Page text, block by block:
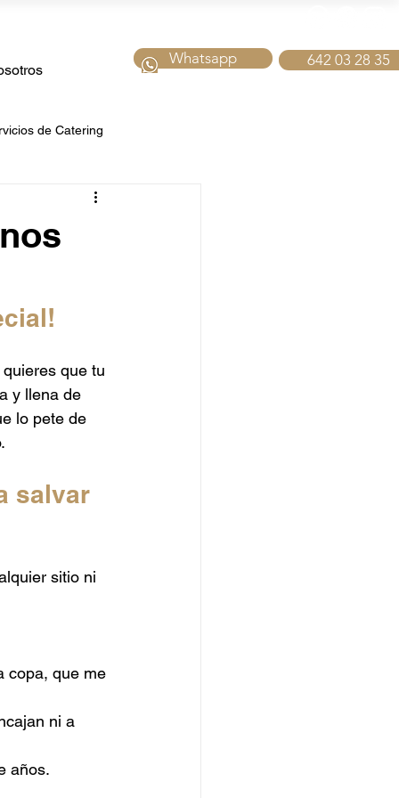
642 03 28 35
Whatsapp
de Catering
Catering de Hamburguesas
que tu
y llena de
lo pete de
salvar
sitio ni
copa, que me
ni a
años.